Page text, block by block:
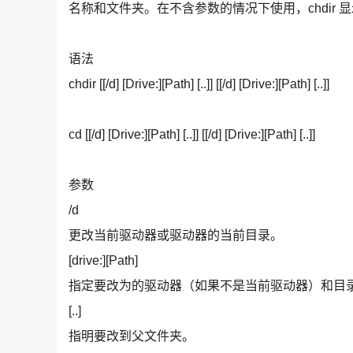
名称和文件夹。在不含参数的情况下使用，chdir 显
语法
chdir [[/d] [Drive:][Path] [..]] [[/d] [Drive:][Path] [..]]
cd [[/d] [Drive:][Path] [..]] [[/d] [Drive:][Path] [..]]
参数
/d
更改当前驱动器或驱动器的当前目录。
[drive:][Path]
指定要改为的驱动器（如果不是当前驱动器）和目
[..]
指明要改到父文件夹。